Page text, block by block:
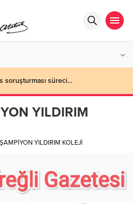
soruşturması süreci…
YILDIRIM
YILDIRIM KOLEJİ